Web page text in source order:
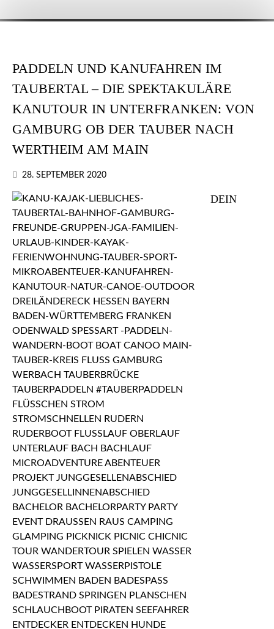
PADDELN UND KANUFAHREN IM
TAUBERTAL – DIE SPEKTAKULÄRE
KANUTOUR IN UNTERFRANKEN: VON
GAMBURG OB DER TAUBER NACH
WERTHEIM AM MAIN
28. SEPTEMBER 2020
DEIN